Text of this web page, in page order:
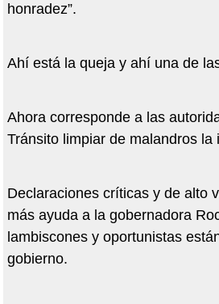
honradez”.
Ahí está la queja y ahí una de
Ahora corresponde a las
Tránsito limpiar de malandros la
Declaraciones críticas y de alto
más ayuda a la gobernadora
lambiscones y oportunistas
gobierno.